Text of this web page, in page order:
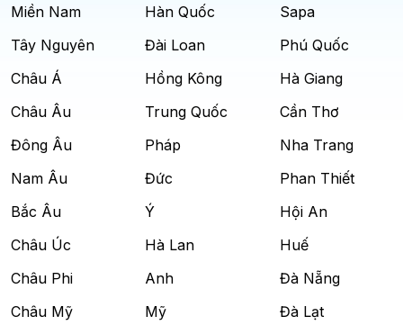
Miền Nam
Tây Nguyên
Châu Á
Châu Âu
Đông Âu
Nam Âu
Bắc Âu
Châu Úc
Châu Phi
Châu Mỹ
Hàn Quốc
Đài Loan
Hồng Kông
Trung Quốc
Pháp
Đức
Ý
Hà Lan
Anh
Mỹ
Sapa
Phú Quốc
Hà Giang
Cần Thơ
Nha Trang
Phan Thiết
Hội An
Huế
Đà Nẵng
Đà Lạt